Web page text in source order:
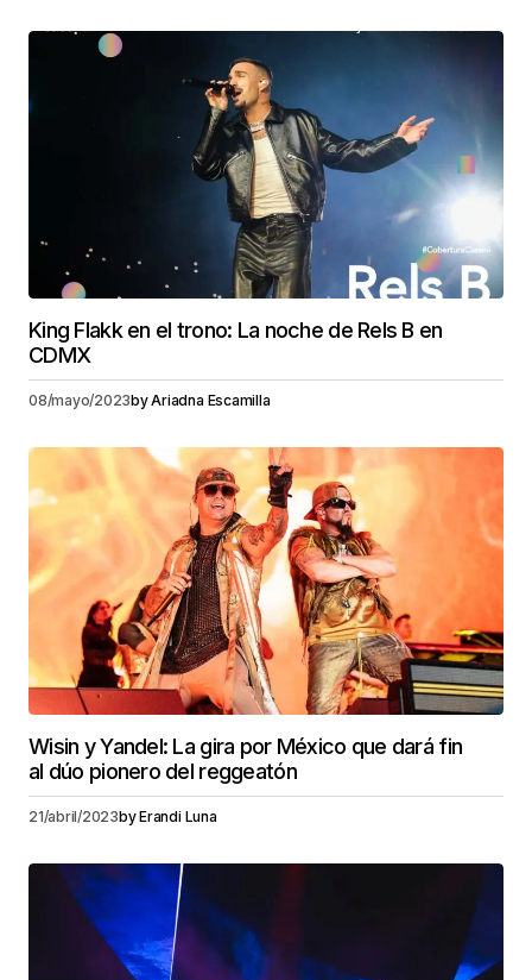
King Flakk en el trono: La noche de Rels B en
CDMX
08/mayo/2023byAriadna Escamilla
Wisin y Yandel: La gira por México que dará fin
al dúo pionero del reggeatón
21/abril/2023byErandi Luna